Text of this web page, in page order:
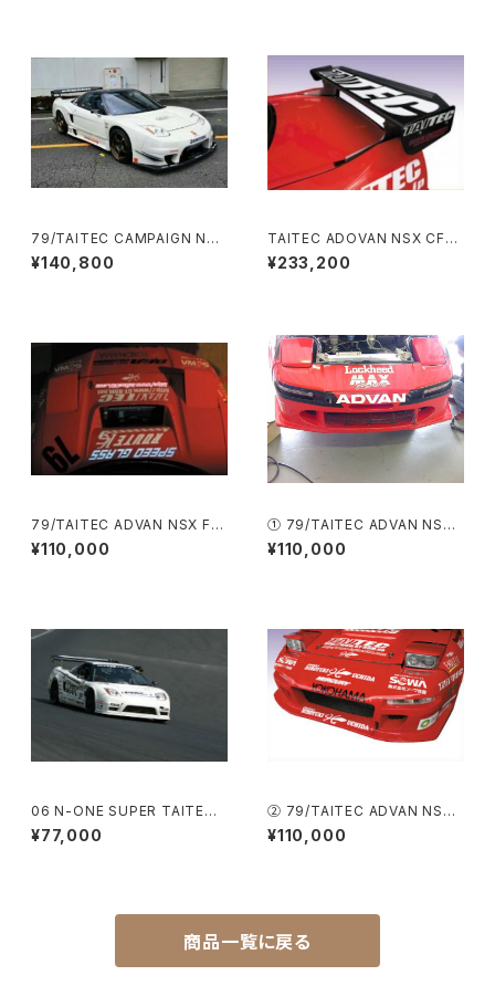
Exhaut Parts
Body Parts
79/TAITEC CAMPAIGN NSX
FRP Rr Wide Fender (NA1)
＜受注生産商品＞
¥140,800
TAITEC ADOVAN NSX CFR
P 500 Style Wing ＜受
注生産対応商品＞
¥233,200
79/TAITEC ADVAN NSX FR
P 02‘R Style Bonnet (NA1）
＜受注生産商品＞
¥110,000
① 79/TAITEC ADVAN NSX
FRP Ft Bumper（NA1） ＜受
注生産対応商品＞
¥110,000
06 N-ONE SUPER TAITEC
TRACY Style フロントリップス
ポイラー（NA2）＜受注生産商品
¥77,000
② 79/TAITEC ADVAN NSX
FRP Ft Bumper（NA1） ＜受
注生産対応商品＞
¥110,000
商品一覧に戻る